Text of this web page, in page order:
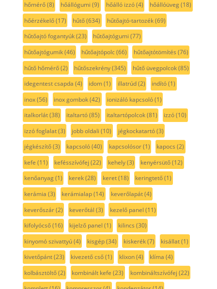
hőmérő(8) hőállógumi (9) hőálló izzó(4) hőállóüveg(18)
hőérzékelő(17) hűtő(634) hűtőajtó-tartozék(69)
hűtőajtó fogantyúk(23) hűtőajtógumi (77)
hűtőajtógumik(46) hűtőajtópolc(66) hűtőajtótömítés (76)
hűtő hőmérő(2) hűtőszekrény(345) hűtő üvegpolcok(85)
idegentest csapda (4) idom(1) illatrúd(2) indító(1)
inox(56) inox gombok(42) ionizáló kapcsoló(1)
italkorlát(38) italtartó(85) italtartópolcok(81) izzó(10)
izzó foglalat(3) jobb oldali (10) jégkockatartó(3)
jégkészítő(3) kapcsoló(40) kapcsolósor(1) kapocs (2)
kefe (11) kefésszívófej (22) kehely(3) kenyérsütő(12)
kenőanyag(1) kerek(28) keret(18) keringtető(1)
kerámia (3) kerámialap(14) keverőlapát(4)
keverőszár(2) keverőtál (3) kezelő panel (11)
kifolyócső(16) kijelző panel (1) kilincs (30)
kinyomó szivattyú(4) kisgép(34) kiskerék(7) kisállat(1)
kivetőpánt(23) kivezető cső(1) klixon(4) klíma (4)
kolbásztöltő(2) kombinált kefe (23) kombináltszívófej (22)